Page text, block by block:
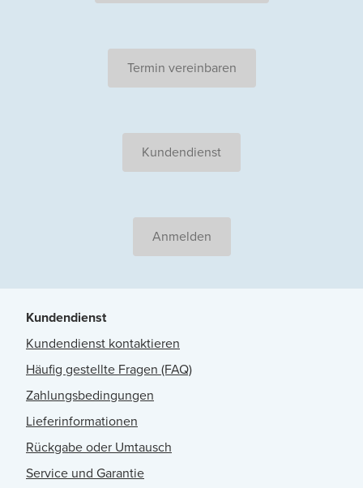
Termin vereinbaren
Kundendienst
Anmelden
Kundendienst
Kundendienst kontaktieren
Häufig gestellte Fragen (FAQ)
Zahlungsbedingungen
Lieferinformationen
Rückgabe oder Umtausch
Service und Garantie